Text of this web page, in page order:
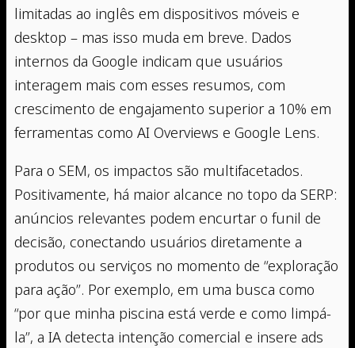
limitadas ao inglês em dispositivos móveis e
desktop – mas isso muda em breve. Dados
internos da Google indicam que usuários
interagem mais com esses resumos, com
crescimento de engajamento superior a 10% em
ferramentas como AI Overviews e Google Lens.
Para o SEM, os impactos são multifacetados.
Positivamente, há maior alcance no topo da SERP:
anúncios relevantes podem encurtar o funil de
decisão, conectando usuários diretamente a
produtos ou serviços no momento de “exploração
para ação”. Por exemplo, em uma busca como
“por que minha piscina está verde e como limpá-
la”, a IA detecta intenção comercial e insere ads